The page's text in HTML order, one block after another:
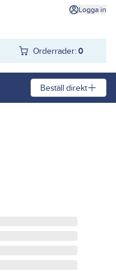
Logga in
Orderrader: 0
Beställ direkt